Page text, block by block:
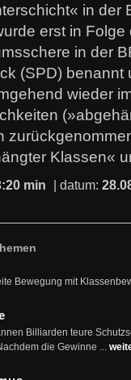
in der
erst in
in der
(SPD)
wieder
Klassen«
min | datum:
Bewegung mit
Billiarden teure
die Gewinne ...